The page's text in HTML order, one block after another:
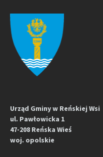
Urząd Gminy w Reńskiej Wsi
ul. Pawłowicka 1
47-208 Reńska Wieś
woj. opolskie